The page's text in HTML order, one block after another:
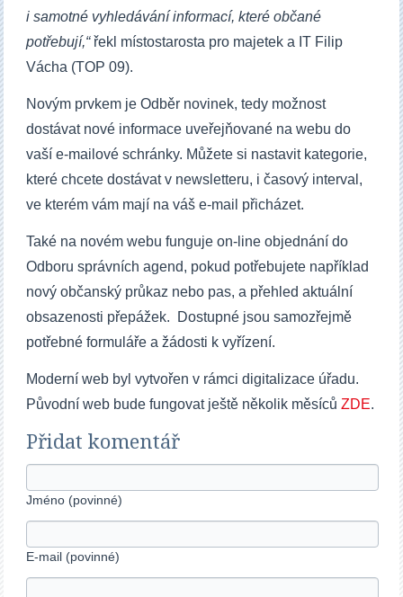
i samotné vyhledávání informací, které občané
potřebují,“řekl místostarosta pro majetek a IT Filip
Vácha (TOP 09).
Novým prvkem je Odběr novinek, tedy možnost
dostávat nové informace uveřejňované na webu do
vaší e-mailové schránky. Můžete si nastavit kategorie,
které chcete dostávat v newsletteru, i časový interval,
ve kterém vám mají na váš e-mail přicházet.
Také na novém webu funguje on-line objednání do
Odboru správních agend, pokud potřebujete například
nový občanský průkaz nebo pas, a přehled aktuální
obsazenosti přepážek. Dostupné jsou samozřejmě
potřebné formuláře a žádosti k vyřízení.
Moderní web byl vytvořen v rámci digitalizace úřadu.
Původní web bude fungovat ještě několik měsícůZDE.
Přidat komentář
Jméno (povinné)
E-mail (povinné)